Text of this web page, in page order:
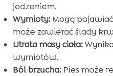
jedzeniem.
Wymioty:Mogą
może zawierać ślady
Utrata masy ciała:
wymiotów.
Ból brzucha:Pies może